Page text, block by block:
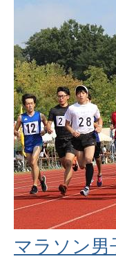
マラソン男